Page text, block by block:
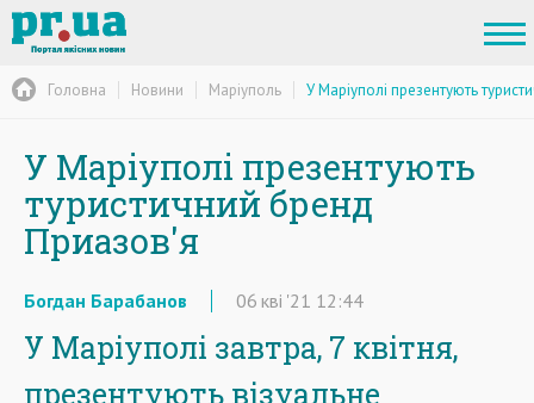
Головна Новини Маріуполь У Маріуполі презентують
У Маріуполі презентують
туристичний бренд
Приазов'я
Богдан Барабанов 06 кві '21 12:44
У Маріуполі завтра, 7 квітня,
презентують візуальне